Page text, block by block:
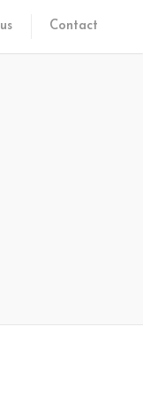
Contact